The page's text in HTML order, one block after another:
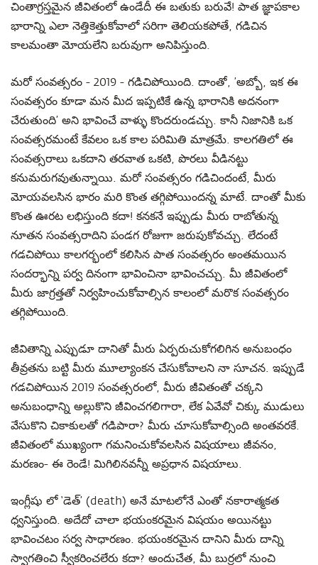
చింతాగ్రస్తమైన జీవితంలో ఉండేదీ ఈ బతుకు బరువే! పాత జ్ఞాపకాల
భారాన్ని ఎలా నెత్తికెత్తుకోవాలో సరిగా తెలియకపోతే, గడిచిన
కాలమంతా మోయలేని బరువుగా అనిపిస్తుంది.
మరో సంవత్సరం - 2019 - గడిచిపోయింది. దాంతో, ’అబ్బో, ఇక ఈ
సంవత్సరం కూడా మన మీద ఇప్పటికే ఉన్న భారానికి అదనంగా
చేరుతుంది’ అని భావించే వాళ్ళు కొందరుండచ్చు. కానీ నిజానికి ఒక
సంవత్సరమంటే కేవలం ఒక కాల పరిమితి మాత్రమే. కాలగతిలో ఈ
సంవత్సరాలు ఒకదాని తరవాత ఒకటి, పొరలు వీడినట్టు
కనుమరుగవుతున్నాయి. మరో సంవత్సరం గడిచిందంటే, మీరు
మోయవలసిన భారం మరి కొంత తగ్గిపోయిందన్న మాటే. దాంతో మీకు
కొంత ఊరట లభిస్తుంది కదా! కనకనే ఇప్పుడు మీరు రాబోతున్న
నూతన సంవత్సరాదిని పండగ రోజుగా జరుపుకోవచ్చు. లేదంటే
గడచిపోయి కాలగర్భంలో కలిసిన పాత సంవత్సరం అంతమయిన
సందర్భాన్ని పర్వ దినంగా భావించినా భావించచ్చు. మీ జీవితంలో
మీరు జాగ్రత్తతో నిర్వహించుకోవాల్సిన కాలంలో మరొక సంవత్సరం
తగ్గిపోయింది.
జీవితాన్ని ఎప్పుడూ దానితో మీరు ఏర్పరుచుకోగలిగిన అనుబంధం
తీవ్రతను బట్టి మీరు మూల్యాంకన చేసుకోవాలని నా సూచన. ఇప్పుడే
గడచిపోయిన 2019 సంవత్సరంలో, మీరు జీవితంతో చక్కని
అనుబంధాన్ని అల్లుకొని జీవించగలిగారా, లేక ఏవేవో చిక్కు ముడులు
వేసుకొని చికాకులతో గడిపారా? మీరు చూసుకోవాల్సింది అంతవరకే.
జీవితంలో ముఖ్యంగా గమనించుకోవలసిన విషయాలు జీవనం,
మరణం- ఈ రెండే! మిగిలినవన్నీ అప్రధాన విషయాలు.
ఇంగ్లీషు లో ‘డెత్’ (death) అనే మాటలోనే ఎంతో నకారాత్మకత
ధ్వనిస్తుంది. అదేదో చాలా భయంకరమైన విషయం అయినట్టు
భావించటం సర్వ సాధారణం. భయంకరమైన దానిని మీరు దాన్ని
స్వాగతించి స్వీకరించలేరు కదా? అందుచేత, మీ బుర్రలో నుంచి